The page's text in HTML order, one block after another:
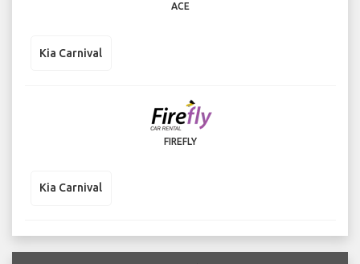
ACE
Kia Carnival
FIREFLY
Kia Carnival